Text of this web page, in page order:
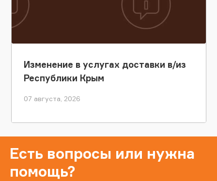
Изменение в услугах доставки в/из
Республики Крым
07 августа, 2026
Есть вопросы или нужна
помощь?